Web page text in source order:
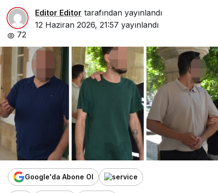
Editor Editor tarafından yayınlandı
12 Haziran 2026, 21:57 yayınlandı
72
Google'da Abone Ol